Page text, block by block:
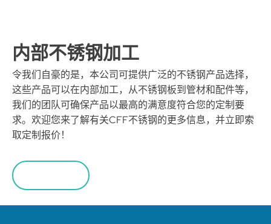
内部不锈钢加工
令我们自豪的是，本公司可提供广泛的不锈钢产品选择，
这些产品可以在内部加工，从不锈钢板到管材和配件等，
我们的团队可确保产品以最高的满意度符合您的定制要
求。欢迎您来了解有关CFF不锈钢的更多信息，并立即索
取定制报价！